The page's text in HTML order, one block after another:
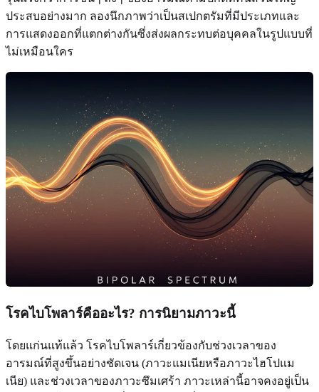
ประสบอย่างมาก ลองนึกภาพว่าเป็นสเปกตรัมที่มีประเภทและ
การแสดงออกที่แตกต่างกันซึ่งส่งผลกระทบต่อบุคคลในรูปแบบที่
ไม่เหมือนใคร
โรคไบโพลาร์คืออะไร? การนิยามภาวะนี้
โดยแก่นแท้แล้ว โรคไบโพลาร์เกี่ยวข้องกับช่วงเวลาของ
อารมณ์ที่สูงขึ้นอย่างชัดเจน (ภาวะแมเนียหรือภาวะไฮโปแม
เนีย) และช่วงเวลาของภาวะซึมเศร้า ภาวะเหล่านี้อาจคงอยู่เป็น